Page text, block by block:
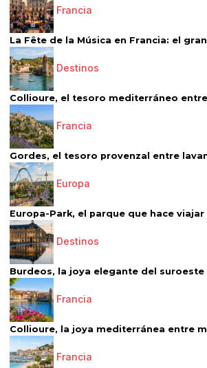
Francia
La Fête de la Música en Francia: el
Destinos
Collioure, el tesoro mediterráneo
Francia
Gordes, el tesoro provenzal entre
Europa
Europa-Park, el parque que hace viajar
Destinos
Burdeos, la joya elegante del suroeste
Francia
Collioure, la joya mediterránea entre
Francia